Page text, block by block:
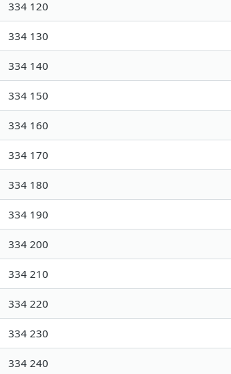
334 120
334 130
334 140
334 150
334 160
334 170
334 180
334 190
334 200
334 210
334 220
334 230
334 240